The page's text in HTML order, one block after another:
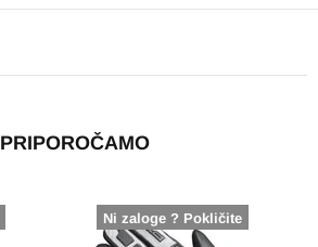
PRIPOROČAMO
Ni zaloge ? Pokličite